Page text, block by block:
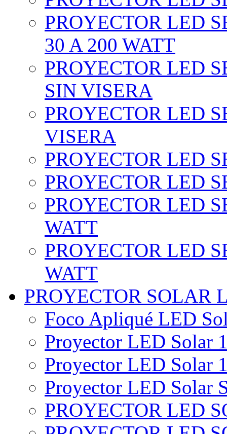
PROYECTOR LED
30 A 200 WATT
PROYECTOR LED
SIN VISERA
PROYECTOR LED
VISERA
PROYECTOR LED
PROYECTOR LED
PROYECTOR LED
WATT
PROYECTOR LED
WATT
PROYECTOR SOLAR
Foco Apliqué LED
Proyector LED Solar
Proyector LED Solar
Proyector LED Solar
PROYECTOR LED